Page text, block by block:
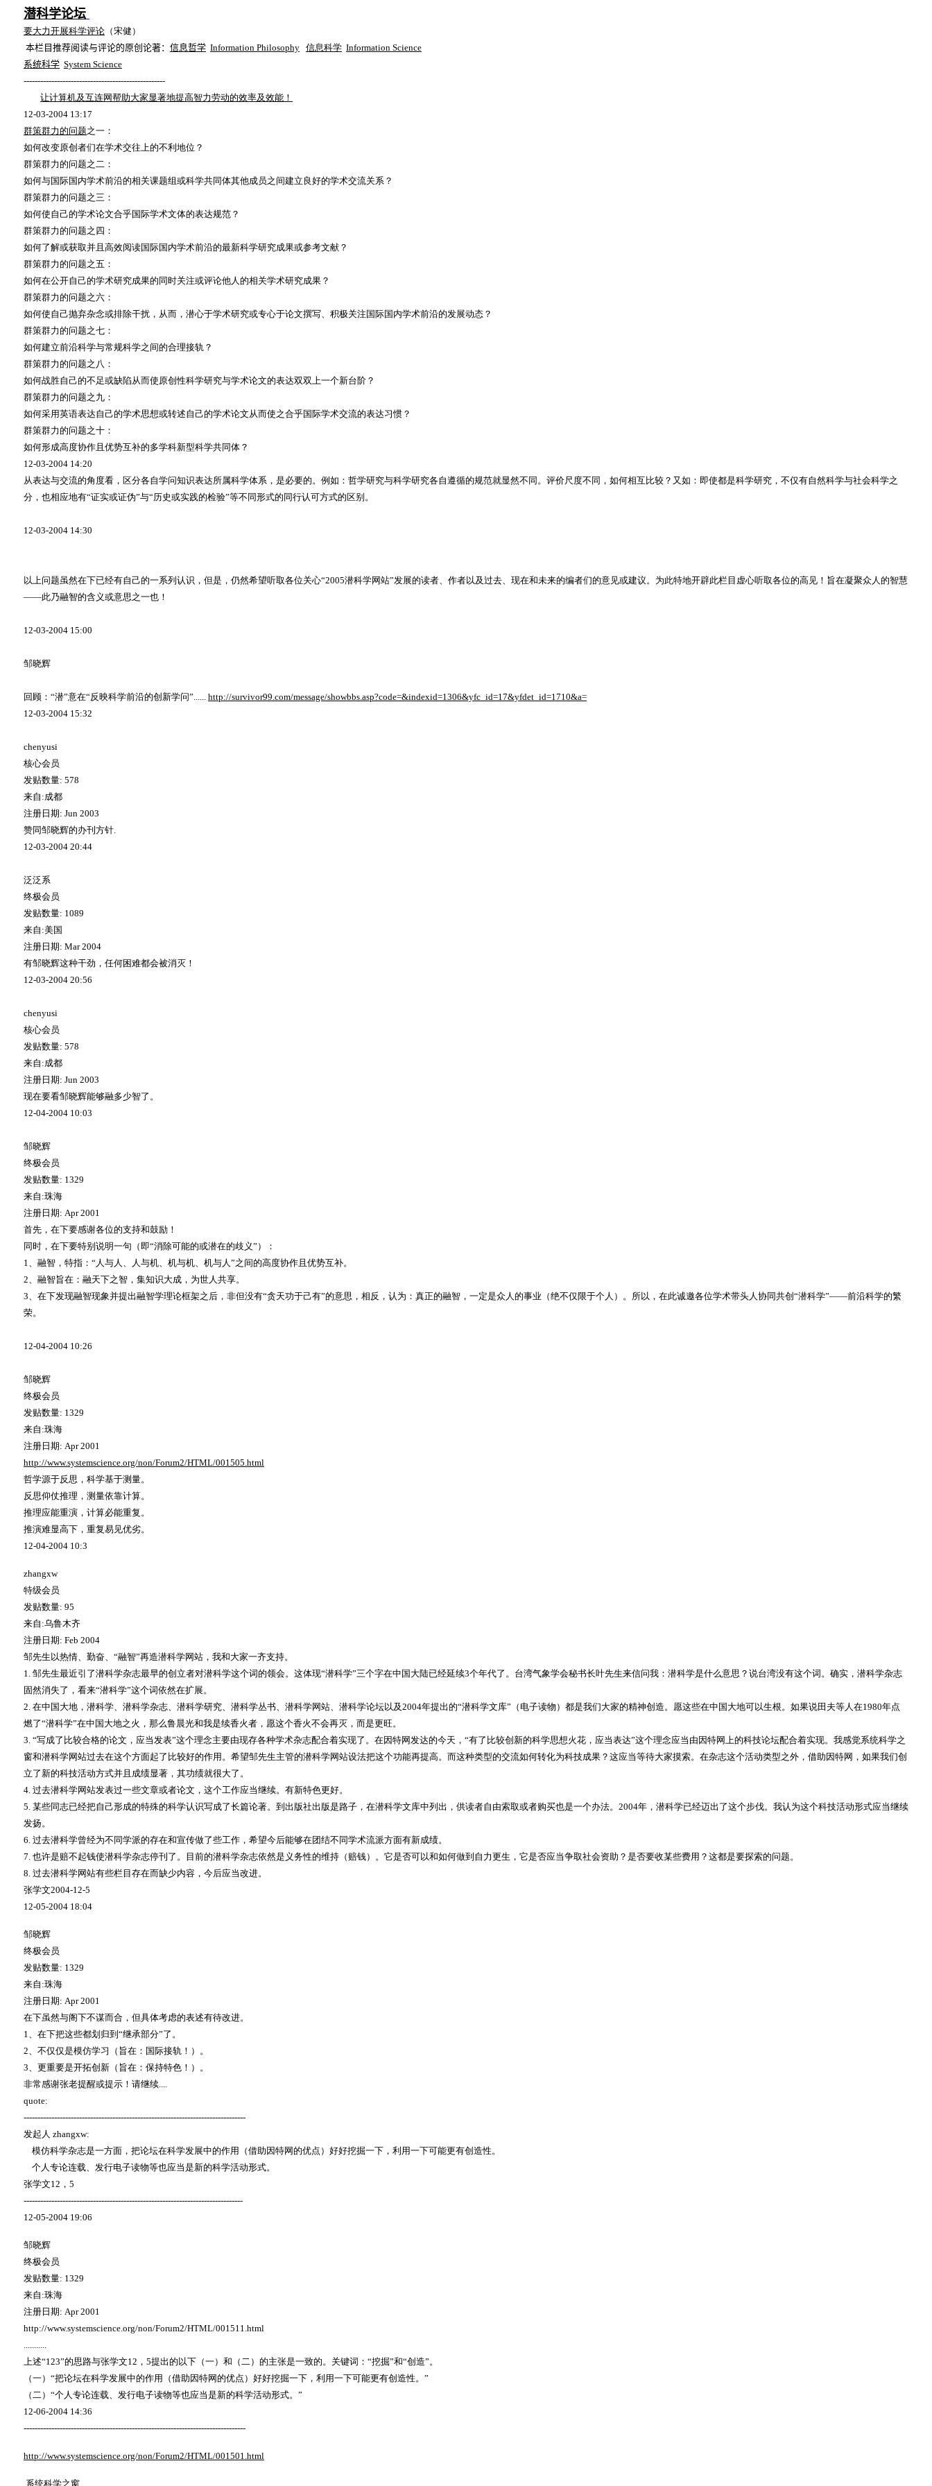
潜科学论坛
要大力开展科学评论 （宋健）
本栏目推荐阅读与评论的原创论著： 信息哲学 Information Philosophy 信息科学 Information Science
系统科学 System Science
---------------------------------------------------
让计算机及互连网帮助大家显著地提高智力劳动的效率及效能！
12-03-2004 13:17
群策群力的问题之一：
如何改变原创者们在学术交往上的不利地位？
群策群力的问题之二：
如何与国际国内学术前沿的相关课题组或科学共同体其他成员之间建立良好的学术交流关系？
群策群力的问题之三：
如何使自己的学术论文合乎国际学术文体的表达规范？
群策群力的问题之四：
如何了解或获取并且高效阅读国际国内学术前沿的最新科学研究成果或参考文献？
群策群力的问题之五：
如何在公开自己的学术研究成果的同时关注或评论他人的相关学术研究成果？
群策群力的问题之六：
如何使自己抛弃杂念或排除干扰，从而，潜心于学术研究或专心于论文撰写、积极关注国际国内学术前沿的发展动态？
群策群力的问题之七：
如何建立前沿科学与常规科学之间的合理接轨？
群策群力的问题之八：
如何战胜自己的不足或缺陷从而使原创性科学研究与学术论文的表达双双上一个新台阶？
群策群力的问题之九：
如何采用英语表达自己的学术思想或转述自己的学术论文从而使之合乎国际学术交流的表达习惯？
群策群力的问题之十：
如何形成高度协作且优势互补的多学科新型科学共同体？
12-03-2004 14:20
从表达与交流的角度看，区分各自学问知识表达所属科学体系，是必要的。例如：哲学研究与科学研究各自遵循的规范就显然不同。评价尺度不同，如何相互比较？又如：即使都是科学研究，不仅有自然科学与社会科学之
分，也相应地有“证实或证伪”与“历史或实践的检验”等不同形式的同行认可方式的区别。
12-03-2004 14:30
以上问题虽然在下已经有自己的一系列认识，但是，仍然希望听取各位关心“2005潜科学网站”发展的读者、作者以及过去、现在和未来的编者们的意见或建议。为此特地开辟此栏目虚心听取各位的高见！旨在凝聚众人的智慧
——此乃融智的含义或意思之一也！
12-03-2004 15:00
邹晓辉
回顾： “潜”意在“反映科学前沿的创新学问”...... http://survivor99.com/message/showbbs.asp?code=&indexid=1306&yfc_id=17&yfdet_id=1710&a=
12-03-2004 15:32
chenyusi
核心会员
发贴数量: 578
来自 :成都
注册日期: Jun 2003
赞同邹晓辉的办刊方针.
12-03-2004 20:44
泛泛系
终极会员
发贴数量: 1089
来自 :美国
注册日期: Mar 2004
有邹晓辉这种干劲，任何困难都会被消灭！
12-03-2004 20:56
chenyusi
核心会员
发贴数量: 578
来自 :成都
注册日期: Jun 2003
现在要看邹晓辉能够融多少智了。
12-04-2004 10:03
邹晓辉
终极会员
发贴数量: 1329
来自 :珠海
注册日期: Apr 2001
首先，在下要感谢各位的支持和鼓励！
同时，在下要特别说明一句（即“消除可能的或潜在的歧义” ）：
1、融智，特指： “人与人、人与机、机与机、机与人”之间的高度协作且优势互补。
2、融智旨在：融天下之智，集知识大成，为世人共享。
3、在下发现融智现象并提出融智学理论框架之后，非但没有“贪天功于己有”的意思，相反，认为：真正的融智，一定是众人的事业（绝不仅限于个人）。所以，在此诚邀各位学术带头人协同共创 “潜科学”——前沿科学的繁
荣。
12-04-2004 10:26
邹晓辉
终极会员
发贴数量: 1329
来自 :珠海
注册日期: Apr 2001
http://www.systemscience.org/non/Forum2/HTML/001505.html
哲学源于反思，科学基于测量。
反思仰仗推理，测量依靠计算。
推理应能重演，计算必能重复。
推演难显高下，重复易见优劣。
12-04-2004 10:3
zhangxw
特级会员
发贴数量: 95
来自 :乌鲁木齐
注册日期: Feb 2004
邹先生以热情、勤奋、 “融智”再造潜科学网站，我和大家一齐支持。
1. 邹先生最近引了潜科学杂志最早的创立者对潜科学这个词的领会。这体现“潜科学”三个字在中国大陆已经延续3个年代了。台湾气象学会秘书长叶先生来信问我：潜科学是什么意思？说台湾没有这个词。确实，潜科学杂志
固然消失了，看来“潜科学”这个词依然在扩展。
2. 在中国大地，潜科学、潜科学杂志、潜科学研究、潜科学丛书、潜科学网站、潜科学论坛以及2004年提出的“潜科学文库” （电子读物）都是我们大家的精神创造。愿这些在中国大地可以生根。如果说田夫等人在1980年点
燃了“潜科学”在中国大地之火，那么鲁晨光和我是续香火者，愿这个香火不会再灭，而是更旺。
3. “写成了比较合格的论文，应当发表”这个理念主要由现存各种学术杂志配合着实现了。在因特网发达的今天， “有了比较创新的科学思想火花，应当表达”这个理念应当由因特网上的科技论坛配合着实现。我感觉系统科学之
窗和潜科学网站过去在这个方面起了比较好的作用。希望邹先生主管的潜科学网站设法把这个功能再提高。而这种类型的交流如何转化为科技成果？这应当等待大家摸索。在杂志这个活动类型之外，借助因特网，如果我们创
立了新的科技活动方式并且成绩显著，其功绩就很大了。
4. 过去潜科学网站发表过一些文章或者论文，这个工作应当继续。有新特色更好。
5. 某些同志已经把自己形成的特殊的科学认识写成了长篇论著。到出版社出版是路子，在潜科学文库中列出，供读者自由索取或者购买也是一个办法。 2004年，潜科学已经迈出了这个步伐。我认为这个科技活动形式应当继续
发扬。
6. 过去潜科学曾经为不同学派的存在和宣传做了些工作，希望今后能够在团结不同学术流派方面有新成绩。
7. 也许是赔不起钱使潜科学杂志停刊了。目前的潜科学杂志依然是义务性的维持（赔钱）。它是否可以和如何做到自力更生，它是否应当争取社会资助？是否要收某些费用？这都是要探索的问题。
8. 过去潜科学网站有些栏目存在而缺少内容，今后应当改进。
张学文2004-12-5
12-05-2004 18:04
邹晓辉
终极会员
发贴数量: 1329
来自 :珠海
注册日期: Apr 2001
在下虽然与阁下不谋而合，但具体考虑的表述有待改进。
1、在下把这些都划归到 “继承部分”了。
2、不仅仅是模仿学习（旨在：国际接轨！）。
3、更重要是开拓创新（旨在：保持特色！）。
非常感谢张老提醒或提示！请继续....
quote:
--------------------------------------------------------------------------------
发起人 zhangxw:
模仿科学杂志是一方面，把论坛在科学发展中的作用（借助因特网的优点）好好挖掘一下，利用一下可能更有创造性。
个人专论连载、发行电子读物等也应当是新的科学活动形式。
张学文12 ， 5
-------------------------------------------------------------------------------
12-05-2004 19:06
邹晓辉
终极会员
发贴数量: 1329
来自 :珠海
注册日期: Apr 2001
http://www.systemscience.org/non/Forum2/HTML/001511.html
...........
上述“123”的思路与张学文12 ， 5提出的以下（一）和（二）的主张是一致的。关键词： “挖掘”和“创造”。
（一） “把论坛在科学发展中的作用（借助因特网的优点）好好挖掘一下，利用一下可能更有创造性。 ”
（二） “个人专论连载、发行电子读物等也应当是新的科学活动形式。 ”
12-06-2004 14:36
--------------------------------------------------------------------------------
http://www.systemscience.org/non/Forum2/HTML/001501.html
系统科学之窗